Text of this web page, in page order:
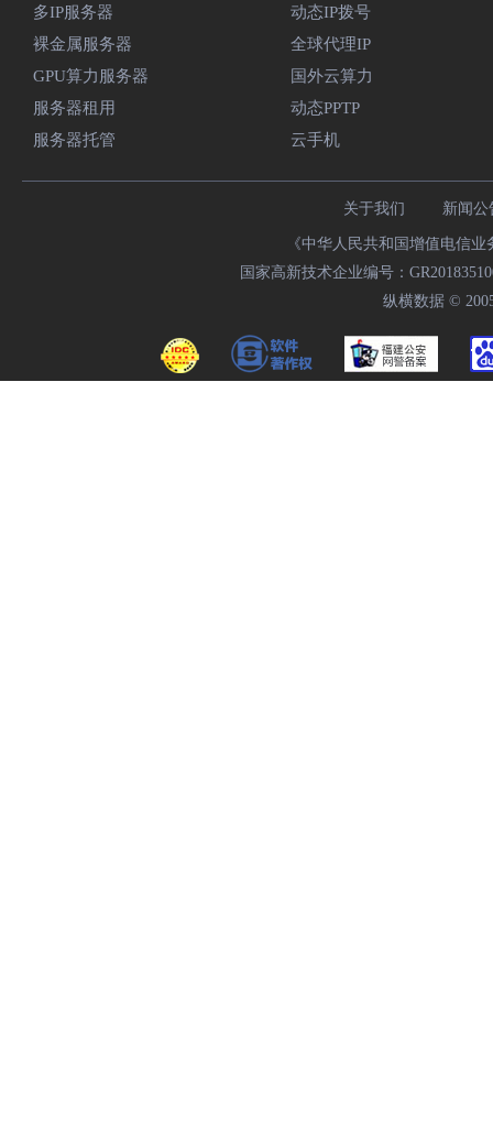
多IP服务器
裸金属服务器
GPU算力服务器
服务器租用
服务器托管
动态IP拨号
全球代理IP
国外云算力
动态PPTP
云手机
关于我们 新闻公
《中华人民共和国增值电信
国家高新技术企业编号：
纵横数据 ©